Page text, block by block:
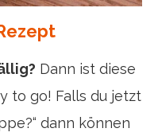
Dann ist diese
to go! Falls du jetzt
dann können